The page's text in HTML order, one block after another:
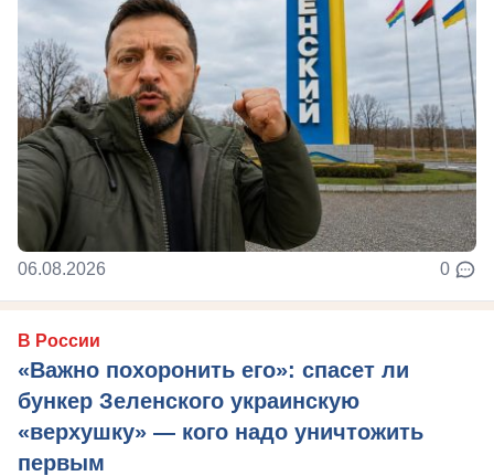
06.08.2026 0
В России
«Важно похоронить его»: спасет ли
бункер Зеленского украинскую
«верхушку» — кого надо уничтожить
первым